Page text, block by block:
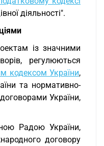
діяльності".
із значними
регулюються
кодексом України,
та нормативно-
України,
Радою України,
договору